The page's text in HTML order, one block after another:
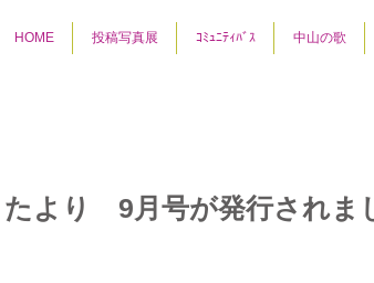
HOME 投稿写真展 ｺﾐｭﾆﾃｨﾊﾞｽ 中山の歌
より 9月号が発行されま